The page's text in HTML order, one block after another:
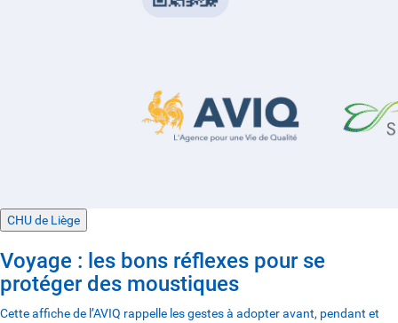
CHU de Liège
Voyage : les bons réflexes pour se
protéger des moustiques
Cette affiche de l’AVIQ rappelle les gestes à adopter avant, pendant et